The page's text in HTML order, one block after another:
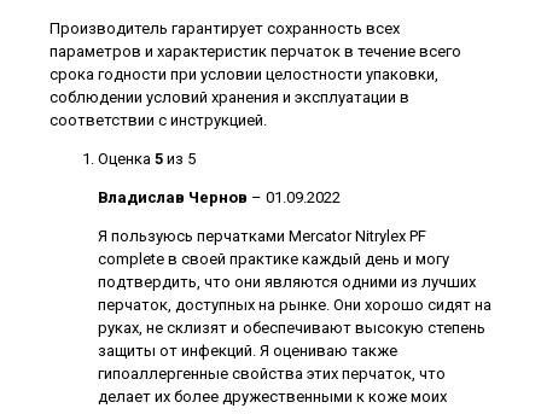
Производитель гарантирует сохранность всех
параметров и характеристик перчаток в течение всего
срока годности при условии целостности упаковки,
соблюдении условий хранения и эксплуатации в
соответствии с инструкцией.
Оценка 5 из 5
Владислав Чернов – 01.09.2022
Я пользуюсь перчатками Mercator Nitrylex PF
complete в своей практике каждый день и могу
подтвердить, что они являются одними из лучших
перчаток, доступных на рынке. Они хорошо сидят на
руках, не склизят и обеспечивают высокую степень
защиты от инфекций. Я оцениваю также
гипоаллергенные свойства этих перчаток, что
делает их более дружественными к коже моих